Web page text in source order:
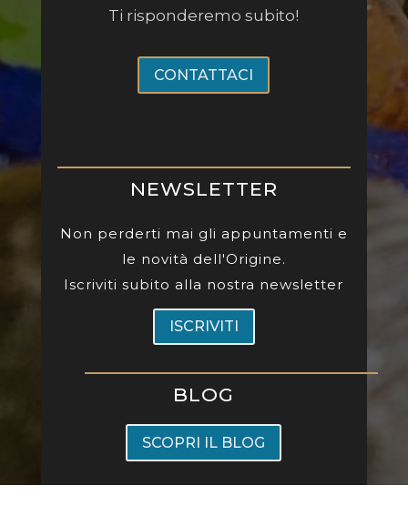
Ti risponderemo subito!
CONTATTACI
NEWSLETTER
Non perderti mai gli appuntamenti e
le novità dell'Origine.
Iscriviti subito alla nostra newsletter
ISCRIVITI
BLOG
SCOPRI IL BLOG